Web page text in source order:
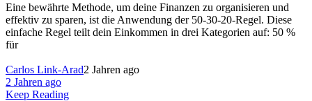
Eine bewährte Methode, um deine Finanzen zu organisieren und
effektiv zu sparen, ist die Anwendung der 50-30-20-Regel. Diese
einfache Regel teilt dein Einkommen in drei Kategorien auf: 50 %
für
Carlos Link-Arad2 Jahren ago
2 Jahren ago
Keep Reading